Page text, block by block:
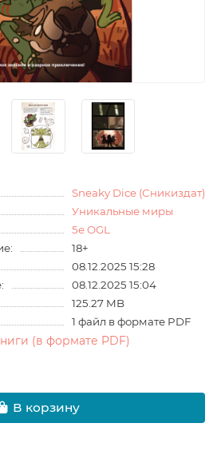
Sneaky Dice (Сникиздат)
Уникальные миры
5e OGL
18+
08.12.2025 15:28
08.12.2025 15:04
125.27 MB
1 файл в формате PDF
(в формате PDF)
В корзину